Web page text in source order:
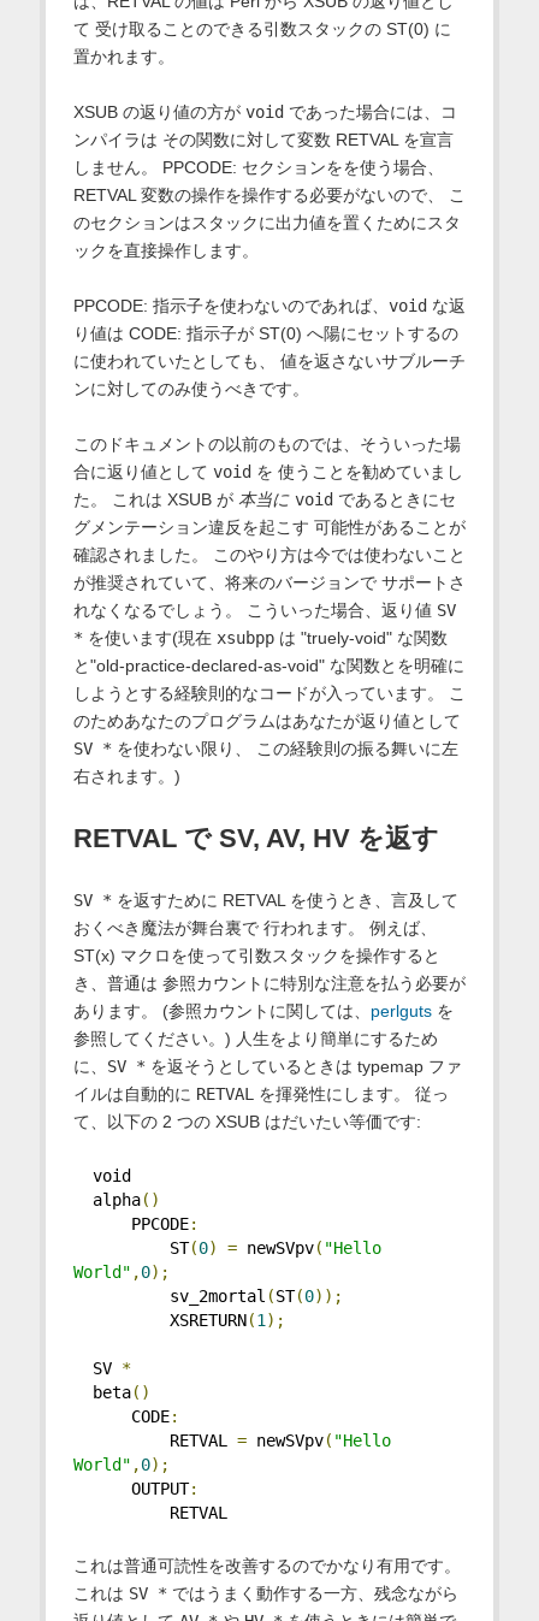
て 受け取ることのできる引数スタックの ST(0) に
置かれます。
XSUB の返り値の方が void であった場合には、コ
ンパイラは その関数に対して変数 RETVAL を宣言
しません。 PPCODE: セクションをを使う場合、
RETVAL 変数の操作を操作する必要がないので、 こ
のセクションはスタックに出力値を置くためにスタ
ックを直接操作します。
PPCODE: 指示子を使わないのであれば、 void な返
り値は CODE: 指示子が ST(0) へ陽にセットするの
に使われていたとしても、 値を返さないサブルーチ
ンに対してのみ使うべきです。
このドキュメントの以前のものでは、そういった場
合に返り値として void を 使うことを勧めていまし
た。 これは XSUB が 本当に void であるときにセ
グメンテーション違反を起こす 可能性があることが
確認されました。 このやり方は今では使わないこと
が推奨されていて、将来のバージョンで サポートさ
れなくなるでしょう。 こういった場合、返り値 SV
* を使います(現在 xsubppは "truely-void" な関数
と"old-practice-declared-as-void" な関数とを明確に
しようとする経験則的なコードが入っています。 こ
のためあなたのプログラムはあなたが返り値として
SV * を使わない限り、 この経験則の振る舞いに左
右されます。)
RETVAL で SV, AV, HV を返す
SV * を返すために RETVAL を使うとき、言及して
おくべき魔法が舞台裏で 行われます。 例えば、
ST(x) マクロを使って引数スタックを操作すると
き、普通は 参照カウントに特別な注意を払う必要が
あります。 (参照カウントに関しては、 perlgutsを
参照してください。) 人生をより簡単にするため
に、 SV * を返そうとしているときは typemap ファ
イルは自動的に RETVALを揮発性にします。 従っ
て、以下の 2 つの XSUB はだいたい等価です:
void
alpha()
PPCODE:
ST(0) = newSVpv( "Hello
World" ,0);
sv_2mortal (ST(0));
XSRETURN(1);
SV *
beta()
CODE:
RETVAL = newSVpv( "Hello
World" ,0);
OUTPUT:
RETVAL
これは普通可読性を改善するのでかなり有用です。
これは SV * ではうまく動作する一方、残念ながら